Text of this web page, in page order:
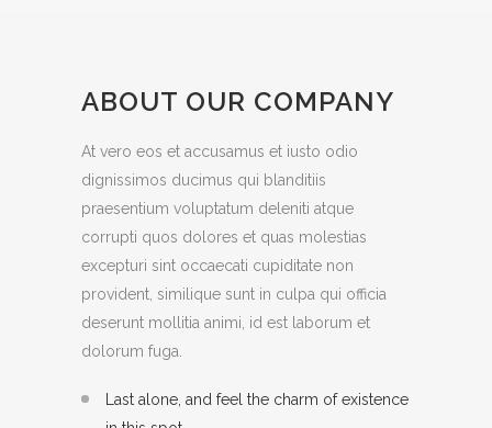
ABOUT OUR COMPANY
At vero eos et accusamus et iusto odio
dignissimos ducimus qui blanditiis
praesentium voluptatum deleniti atque
corrupti quos dolores et quas molestias
excepturi sint occaecati cupiditate non
provident, similique sunt in culpa qui officia
deserunt mollitia animi, id est laborum et
dolorum fuga.
Last alone, and feel the charm of existence